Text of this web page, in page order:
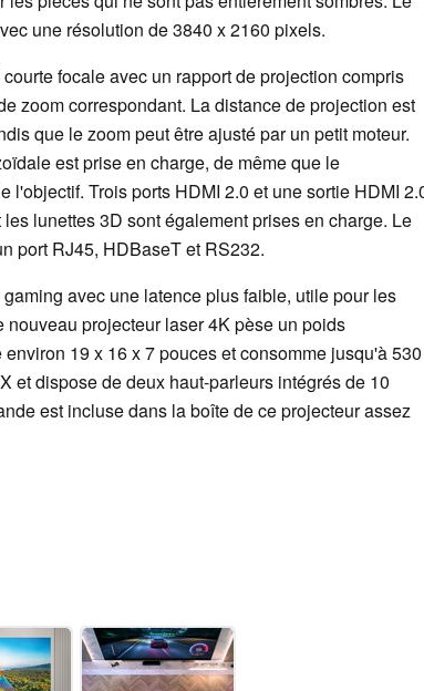
une résolution de 3840 x 2160 pixels.
focale avec un rapport de projection compris
zoom correspondant. La distance de projection est
que le zoom peut être ajusté par un petit moteur.
est prise en charge, de même que le
l'objectif. Trois ports HDMI 2.0 et une sortie HDMI
lunettes 3D sont également prises en charge. Le
port RJ45, HDBaseT et RS232.
avec une latence plus faible, utile pour les
projecteur laser 4K pèse un poids
19 x 16 x 7 pouces et consomme jusqu'à 530
et dispose de deux haut-parleurs intégrés de 10
est incluse dans la boîte de ce projecteur assez